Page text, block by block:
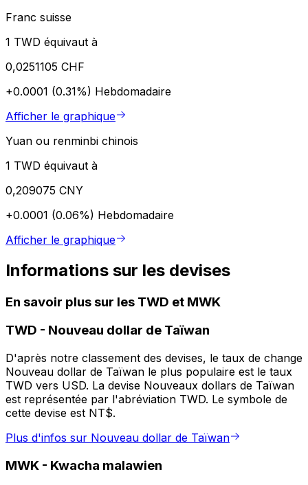
Franc suisse
1 TWD équivaut à
0,0251105 CHF
+0.0001 (0.31%) Hebdomadaire
Afficher le graphique
Yuan ou renminbi chinois
1 TWD équivaut à
0,209075 CNY
+0.0001 (0.06%) Hebdomadaire
Afficher le graphique
Informations sur les devises
En savoir plus sur les TWD et MWK
TWD - Nouveau dollar de Taïwan
D'après notre classement des devises, le taux de change
Nouveau dollar de Taïwan le plus populaire est le taux
TWD vers USD. La devise Nouveaux dollars de Taïwan
est représentée par l'abréviation TWD. Le symbole de
cette devise est NT$.
Plus d'infos sur Nouveau dollar de Taïwan
MWK - Kwacha malawien